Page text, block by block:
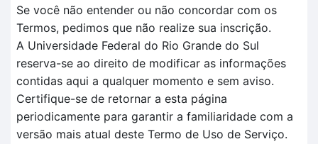
Se você não entender ou não concordar com os
Termos, pedimos que não realize sua inscrição.
A Universidade Federal do Rio Grande do Sul
reserva-se ao direito de modificar as informações
contidas aqui a qualquer momento e sem aviso.
Certifique-se de retornar a esta página
periodicamente para garantir a familiaridade com a
versão mais atual deste Termo de Uso de Serviço.